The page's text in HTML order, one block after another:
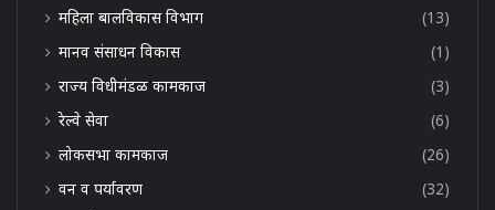
महिला बालविकास विभाग
(13)
मानव संसाधन विकास
(1)
राज्य विधीमंडळ कामकाज
(3)
रेल्वे सेवा
(6)
लोकसभा कामकाज
(26)
वन व पर्यावरण
(32)